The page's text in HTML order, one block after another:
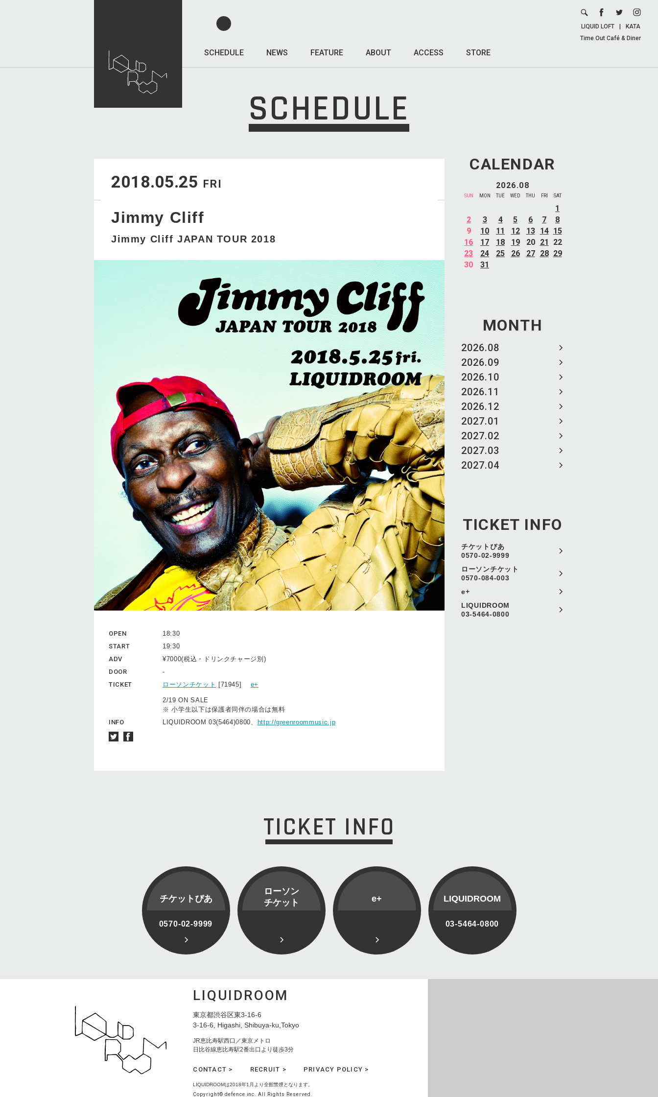
SCHEDULE NEWS FEATURE ABOUT ACCESS STORE
LIQUID LOFT
KATA
Time Out Café & Diner
SCHEDULE
CALENDAR
2026.08
SUN MON TUE WED THU FRI SAT
1
2
3 4 5 6 7
8
9
10 11 12 13 14 15
16
17 18 19 20 21
22
23
24 25 26 27 28 29
30
31
MONTH
2026.08
2026.09
2026.10
2026.11
2026.12
2027.01
2027.02
2027.03
2027.04
TICKET INFO
チケットぴあ
0570-02-9999
ローソンチケット
0570-084-003
e+
LIQUIDROOM
03-5464-0800
2018.05.25 FRI
Jimmy Cliff
Jimmy Cliff JAPAN TOUR 2018
OPEN
18:30
START
19:30
ADV
¥7000(税込・ドリンクチャージ別)
DOOR
-
TICKET
ローソンチケット [71945] e+
2/19 ON SALE
※ 小学生以下は保護者同伴の場合は無料
INFO
LIQUIDROOM 03(5464)0800、 http://greenroommusic.jp
TICKET INFO
チケットぴあ
0570-02-9999
ローソン
チケット
e+ LIQUIDROOM
03-5464-0800
LIQUIDROOM
東京都渋谷区東3-16-6
3-16-6, Higashi, Shibuya-ku,Tokyo
JR恵比寿駅西口／東京メトロ
日比谷線恵比寿駅2番出口より徒歩3分
CONTACT > RECRUIT > PRIVACY POLICY >
LIQUIDROOMは2018年1月より全館禁煙となります。
Copyright© defence inc. All Rights Reserved.